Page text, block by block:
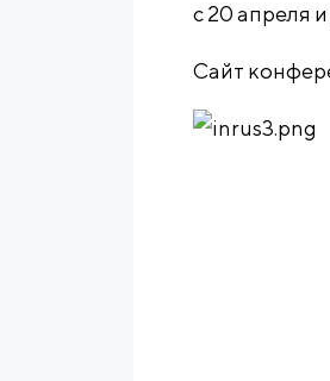
с 20 апреля
Сайт